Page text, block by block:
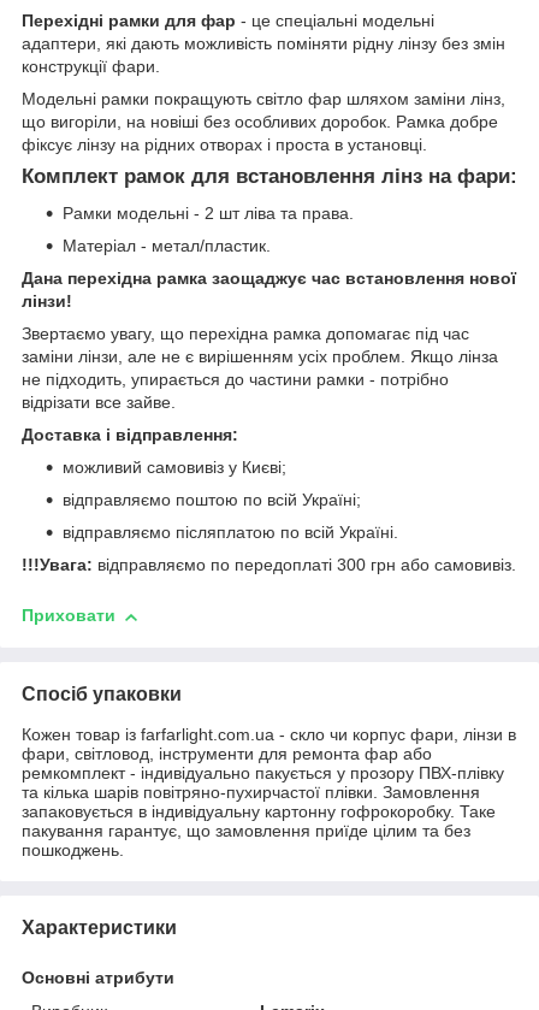
Перехідні рамки для фар - це спеціальні модельні
адаптери, які дають можливість поміняти рідну лінзу без змін
конструкції фари.
Модельні рамки покращують світло фар шляхом заміни лінз,
що вигоріли, на новіші без особливих доробок. Рамка добре
фіксує лінзу на рідних отворах і проста в установці.
Комплект рамок для встановлення лінз на фари:
Рамки модельні - 2 шт ліва та права.
Матеріал - метал/пластик.
Дана перехідна рамка заощаджує час встановлення нової
лінзи!
Звертаємо увагу, що перехідна рамка допомагає під час
заміни лінзи, але не є вирішенням усіх проблем. Якщо лінза
не підходить, упирається до частини рамки - потрібно
відрізати все зайве.
Доставка і відправлення:
можливий самовивіз у Києві;
відправляємо поштою по всій Україні;
відправляємо післяплатою по всій Україні.
!!!Увага: відправляємо по передоплаті 300 грн або самовивіз.
Приховати
Спосіб упаковки
Кожен товар із farfarlight.com.ua - скло чи корпус фари, лінзи в
фари, світловод, інструменти для ремонта фар або
ремкомплект - індивідуально пакується у прозору ПВХ-плівку
та кілька шарів повітряно-пухирчастої плівки. Замовлення
запаковується в індивідуальну картонну гофрокоробку. Таке
пакування гарантує, що замовлення приїде цілим та без
пошкоджень.
Характеристики
Основні атрибути